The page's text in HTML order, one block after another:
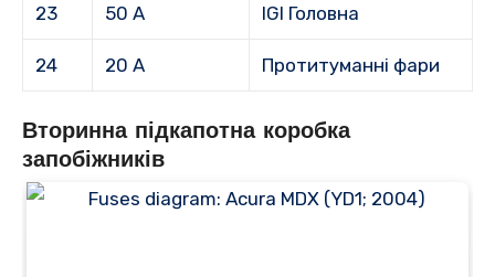
23 50 А IGI Головна
24 20 А Протитуманні фари
Вторинна підкапотна коробка
запобіжників